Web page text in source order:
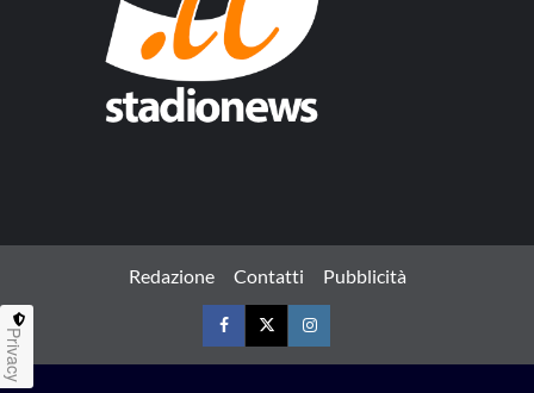
Redazione Contatti Pubblicità
FacebookTwitterInstagram
Privacy